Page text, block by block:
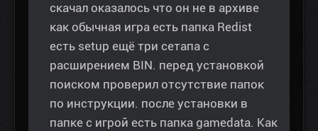
скачал оказалось что он не в архиве
как обычная игра есть папка Redist
есть setup ещё три сетапа с
расширением BIN. перед установкой
поиском проверил отсутствие папок
по инструкции. после установки в
папке с игрой есть папка gamedata. Как